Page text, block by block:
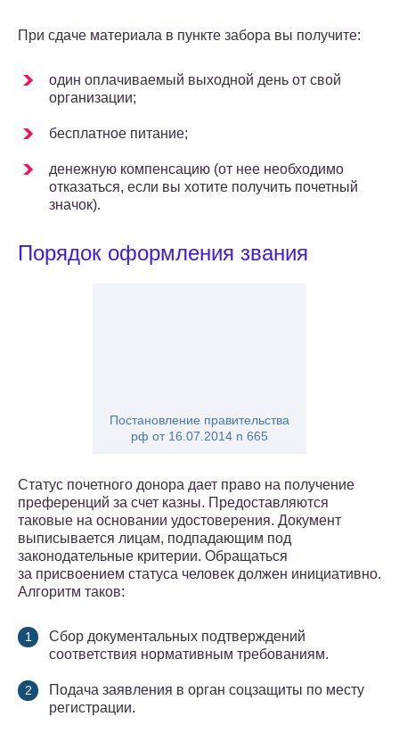
При сдаче материала в пункте забора вы получите:
один оплачиваемый выходной день от свой
организации;
бесплатное питание;
денежную компенсацию (от нее необходимо
отказаться, если вы хотите получить почетный
значок).
Порядок оформления звания
Постановление правительства
рф от 16.07.2014 n 665
Статус почетного донора дает право на получение
преференций за счет казны. Предоставляются
таковые на основании удостоверения. Документ
выписывается лицам, подпадающим под
законодательные критерии. Обращаться
за присвоением статуса человек должен инициативно.
Алгоритм таков:
Сбор документальных подтверждений
соответствия нормативным требованиям.
Подача заявления в орган соцзащиты по месту
регистрации.